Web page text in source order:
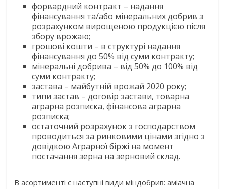
форвардний контракт – надання
фінансування та/або мінеральних добрив з
розрахунком вирощеною продукцією після
збору врожаю;
грошові кошти – в структурі надання
фінансування до 50% від суми контракту;
мінеральні добрива – від 50% до 100% від
суми контракту;
застава – майбутній врожай 2020 року;
типи застав – договір застави, товарна
аграрна розписка, фінансова аграрна
розписка;
остаточний розрахунок з господарством
проводиться за ринковими цінами згідно з
довідкою Аграрної біржі на момент
постачання зерна на зерновий склад.
В асортименті є наступні види міндобрив: аміачна